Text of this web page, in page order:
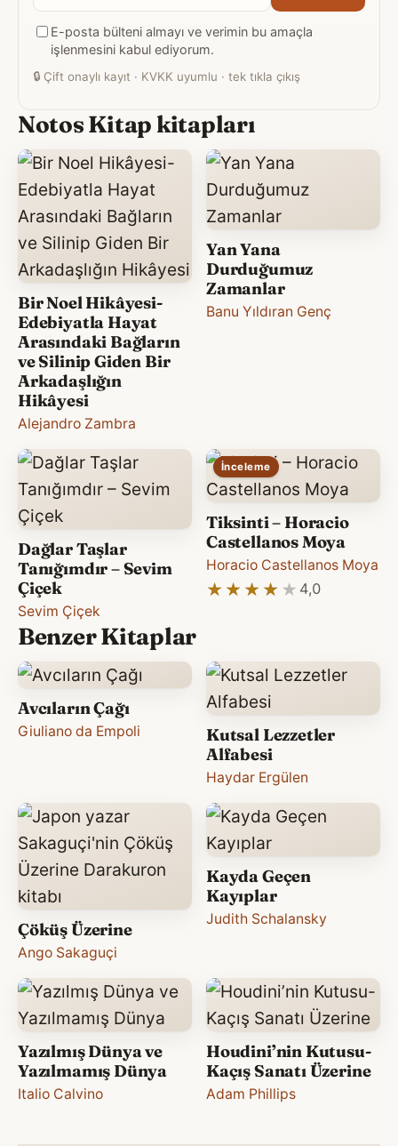
posta
adresiniz
E-posta bülteni almayı ve verimin bu amaçla
işlenmesini kabul ediyorum.
🔒 Çift onaylı kayıt · KVKK uyumlu · tek tıkla çıkış
Notos Kitap kitapları
Bir Noel Hikâyesi-
Edebiyatla Hayat
Arasındaki Bağların
ve Silinip Giden Bir
Arkadaşlığın
Hikâyesi
Alejandro Zambra
Yan Yana
Durduğumuz
Zamanlar
Banu Yıldıran Genç
Dağlar Taşlar
Tanığımdır – Sevim
Çiçek
Sevim Çiçek
İnceleme
Tiksinti – Horacio
Castellanos Moya
Horacio Castellanos Moya
★★★★★
★★★★★ 4,0
Benzer Kitaplar
Avcıların Çağı
Giuliano da Empoli
Kutsal Lezzetler
Alfabesi
Haydar Ergülen
Çöküş Üzerine
Ango Sakaguçi
Kayda Geçen
Kayıplar
Judith Schalansky
Yazılmış Dünya ve
Yazılmamış Dünya
Italio Calvino
Houdini’nin Kutusu-
Kaçış Sanatı Üzerine
Adam Phillips